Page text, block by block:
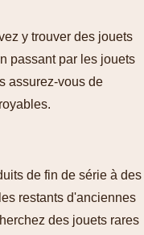
y trouver des jouets
passant par les jouets
assurez-vous de
de fin de série à des
restants d'anciennes
des jouets rares